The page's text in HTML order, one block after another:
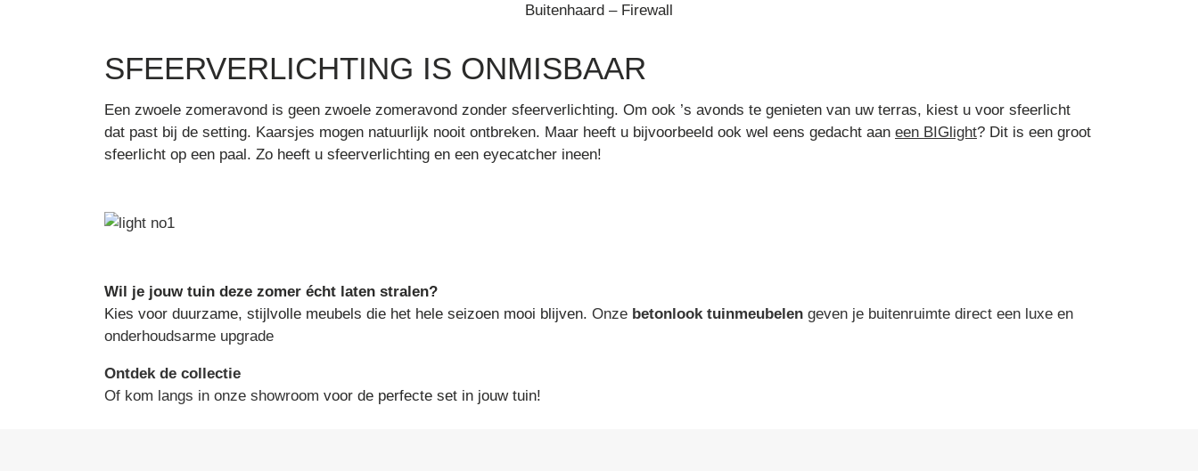
Buitenhaard – Firewall
SFEERVERLICHTING IS ONMISBAAR
Een zwoele zomeravond is geen zwoele zomeravond zonder sfeerverlichting. Om ook ’s avonds te genieten van uw terras, kiest u voor sfeerlicht
dat past bij de setting. Kaarsjes mogen natuurlijk nooit ontbreken. Maar heeft u bijvoorbeeld ook wel eens gedacht aan een BIGlight? Dit is een groot
sfeerlicht op een paal. Zo heeft u sfeerverlichting en een eyecatcher ineen!
Wil je jouw tuin deze zomer écht laten stralen?
Kies voor duurzame, stijlvolle meubels die het hele seizoen mooi blijven. Onze betonlook tuinmeubelen geven je buitenruimte direct een luxe en
onderhoudsarme upgrade
Ontdek de collectie
Of kom langs in onze showroom voor de perfecte set in jouw tuin!